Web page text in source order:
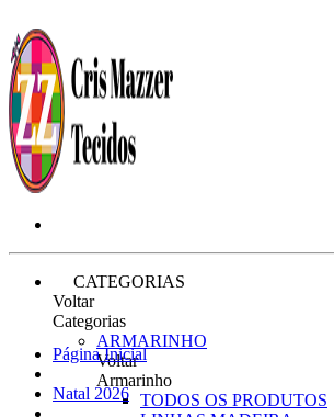
CATEGORIAS
Voltar
Categorias
ARMARINHO
Voltar
Armarinho
TODOS OS PRODUTOS
Página Inicial
Natal 2026